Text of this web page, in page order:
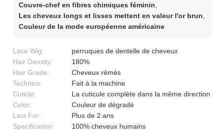
Couvre-chef en fibres chimiques féminin
Les cheveux longs et lisses mettent en valeur l'or brun
Couleur de la mode européenne américaine
Lace Wig:
perruques de dentelle de cheveux
Hair Density:
180%
Hair Grade:
Cheveux rémés
Technics:
Fait à la machine
Cuticle:
La cuticule complète dans la même direction
Color:
Couleur de dégradé
Last For:
Plus de 2 ans
Specification:
100% cheveux humains